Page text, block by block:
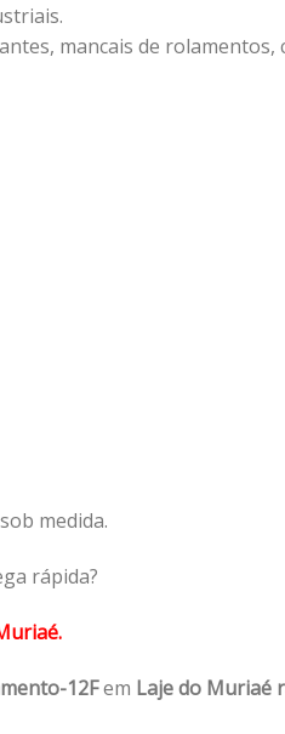
mancais de rolamentos,
medida.
rápida?
12Fem Laje do Muriaé